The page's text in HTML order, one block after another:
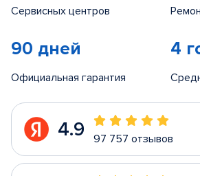
Сервисных центров
90 дней
Официальная гарантия
4
4.9 97 757 отзывов